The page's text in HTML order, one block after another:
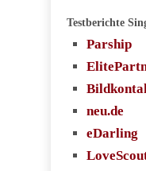
Testberichte
Parship
neu.de
eDarling